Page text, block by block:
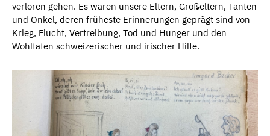
verloren gehen. Es waren unsere Eltern, Großeltern, Tanten
und Onkel, deren früheste Erinnerungen geprägt sind von
Krieg, Flucht, Vertreibung, Tod und Hunger und den
Wohltaten schweizerischer und irischer Hilfe.